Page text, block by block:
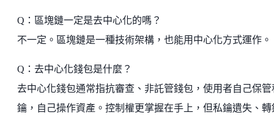
Q：區塊鏈一定是去中心化的嗎？
不一定。區塊鏈是一種技術架構，也能用中心化方式運作。
Q：去中心化錢包是什麼？
去中心化錢包通常指抗審查、非託管錢包，使用者自己保管
鑰，自己操作資產。控制權更掌握在手上，但私鑰遺失、轉